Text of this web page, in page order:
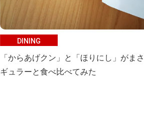
DINING
「からあげクン」と「ほりにし」がま
ギュラーと食べ比べてみた